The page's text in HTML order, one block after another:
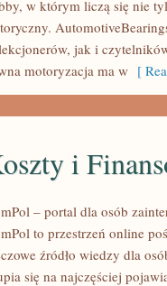
w którym liczą się nie
jak i
motoryzacja ma w [
i
– portal dla osób
to przestrzeń online
źródło wiedzy dla
się na najczęściej